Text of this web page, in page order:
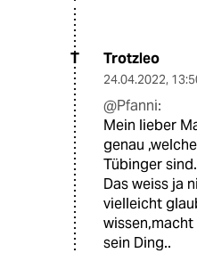
T Trotzleo
24.04.2022,
@Pfanni:
Mein lieber
genau
Tübinger
Das weiss ja
vielleicht
sein Ding..